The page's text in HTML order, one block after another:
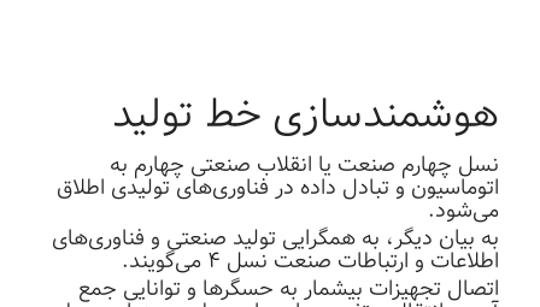
هوشمندسازی خط تولید
نسل چهارم صنعت یا انقلاب صنعتی چهارم به
اتوماسیون و تبادل داده در فناوری‌های تولیدی اطلاق
می‌شود.
به بیان دیگر، به همگرایی تولید صنعتی و فناوری‌های
اطلاعات و ارتباطات صنعت نسل ۴ می‌گویند.
اتصال تجهیزات بیشمار به حسگرها و توانایی جمع